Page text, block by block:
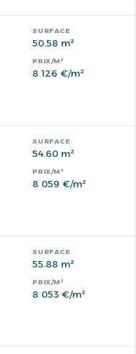
50.58 m²
8 126 €/m²
54.60 m²
8 059 €/m²
55.88 m²
8 053 €/m²